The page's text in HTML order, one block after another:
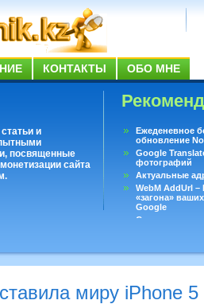
КОНТАКТЫ ОБО МНЕ
и
посвященные
сайта
Ежеденевное
обновление
Google
фотографий
Актуальные
WebM AddUrl
«загона»
Google
Существует
миру iPhone 5